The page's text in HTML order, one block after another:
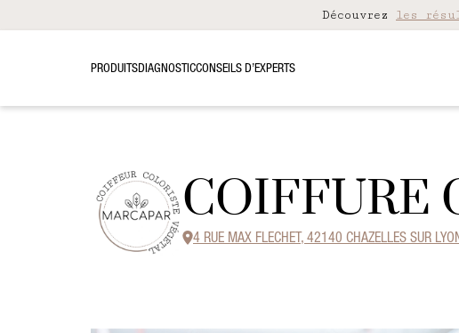
Découvrez les
PRODUITSDIAGNOSTICCONSEILS D’EXPERTS
COIFFURE
4 RUE MAX FLECHET, 42140 CHAZELLES SUR